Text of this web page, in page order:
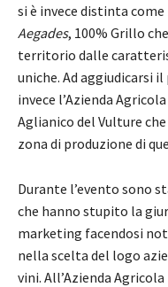
si è invece distinta come
Aegades, 100% Grillo
territorio dalle
uniche. Ad aggiudicarsi
invece l’Azienda
Aglianico del Vulture
zona di produzione di
Durante l’evento sono
che hanno stupito la
marketing facendosi
nella scelta del logo
vini. All’Azienda